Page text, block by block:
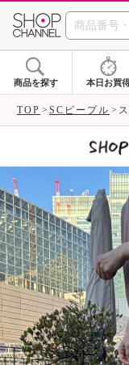
商品を探す 本日お買
TOP SCピープル